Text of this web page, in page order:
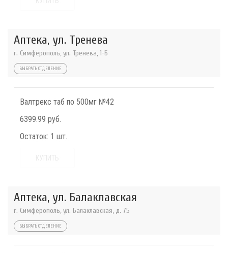
Аптека, ул. Тренева
г. Симферополь, ул. Тренева, 1-Б
ВЫБРАТЬ ОТДЕЛЕНИЕ
Валтрекс таб по 500мг №42
6399.99 руб.
Остаток: 1 шт.
Аптека, ул. Балаклавская
г. Симферополь, ул. Балаклавская, д. 75
ВЫБРАТЬ ОТДЕЛЕНИЕ